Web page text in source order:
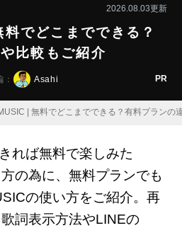
2026.08.03更新
でどこまでできる？
比較もご紹介
： Asahi PR
| 無料でどこまでできる？有料プランの
れば無料で楽しみた
の為に、無料プランでも
の使い方をご紹介。再
詞表示方法やLINEの